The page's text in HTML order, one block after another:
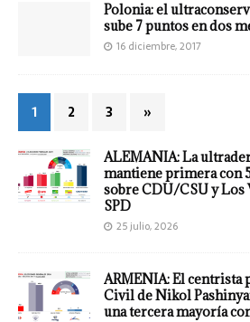
Polonia: el
sube 7 puntos en dos
16 diciembre, 2017
1 2 3 »
ALEMANIA: La
mantiene primera con
sobre CDU/CSU y Los
SPD
25 julio, 2026
ARMENIA: El
Civil de Nikol
una tercera mayoría